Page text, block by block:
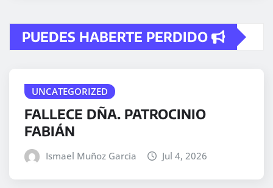
PUEDES HABERTE PERDIDO
UNCATEGORIZED
FALLECE DÑA. PATROCINIO
FABIÁN
Ismael Muñoz Garcia Jul 4, 2026